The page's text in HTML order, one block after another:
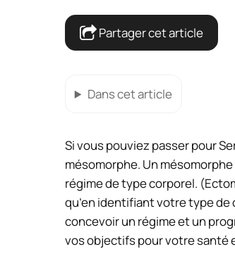
Partager cet article
Dans cet article
Si vous pouviez passer pour
mésomorphe. Un
régime de type corporel.
qu’en identifiant votre type
concevoir un régime et un
vos objectifs pour votre santé